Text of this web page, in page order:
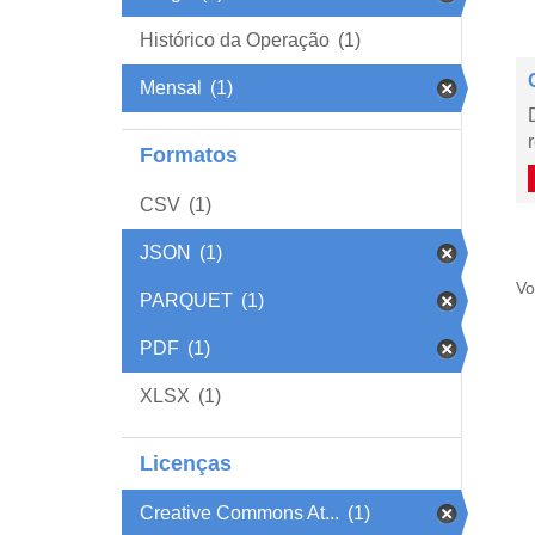
Histórico da Operação (1)
Mensal (1)
Formatos
CSV (1)
JSON (1)
PARQUET (1)
PDF (1)
XLSX (1)
Licenças
Creative Commons At... (1)